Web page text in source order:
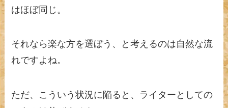
はほぼ同じ。
それなら楽な方を選ぼう、と考えるのは自然な流
れですよね。
ただ、こういう状況に陥ると、ライターとしての